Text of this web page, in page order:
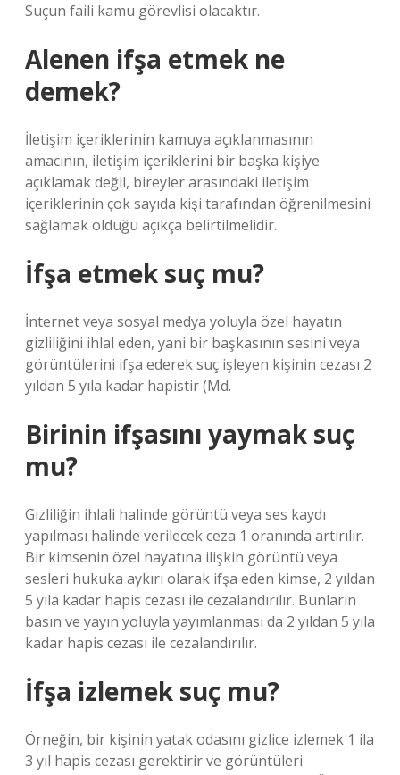
Suçun faili kamu görevlisi olacaktır.
Alenen ifşa etmek ne
demek?
İletişim içeriklerinin kamuya açıklanmasının
amacının, iletişim içeriklerini bir başka kişiye
açıklamak değil, bireyler arasındaki iletişim
içeriklerinin çok sayıda kişi tarafından öğrenilmesini
sağlamak olduğu açıkça belirtilmelidir.
İfşa etmek suç mu?
İnternet veya sosyal medya yoluyla özel hayatın
gizliliğini ihlal eden, yani bir başkasının sesini veya
görüntülerini ifşa ederek suç işleyen kişinin cezası 2
yıldan 5 yıla kadar hapistir (Md.
Birinin ifşasını yaymak suç
mu?
Gizliliğin ihlali halinde görüntü veya ses kaydı
yapılması halinde verilecek ceza 1 oranında artırılır.
Bir kimsenin özel hayatına ilişkin görüntü veya
sesleri hukuka aykırı olarak ifşa eden kimse, 2 yıldan
5 yıla kadar hapis cezası ile cezalandırılır. Bunların
basın ve yayın yoluyla yayımlanması da 2 yıldan 5 yıla
kadar hapis cezası ile cezalandırılır.
İfşa izlemek suç mu?
Örneğin, bir kişinin yatak odasını gizlice izlemek 1 ila
3 yıl hapis cezası gerektirir ve görüntüleri